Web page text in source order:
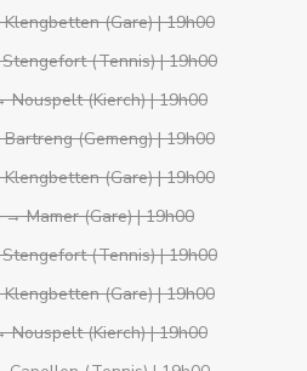
(Gare) | 19h00
(Tennis) | 19h00
Nouspelt (Kierch) | 19h00
(Gemeng) | 19h00
(Gare) | 19h00
→ Mamer (Gare) | 19h00
(Tennis) | 19h00
(Gare) | 19h00
Nouspelt (Kierch) | 19h00